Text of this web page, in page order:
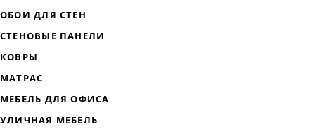
ДИЗАЙНЕРСКАЯ МЕБЕЛЬ